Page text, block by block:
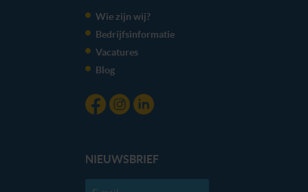
Wie zijn wij?
Bedrijfsinformatie
Vacatures
Blog
NIEUWSBRIEF